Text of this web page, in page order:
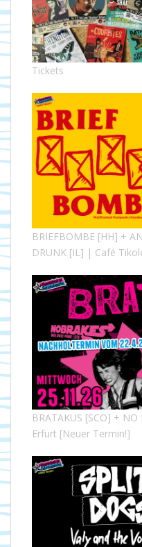
Tickets
BRIEFBOMBE [HH] +
DRUNK [IL] | Café
BRATAKUS [SCO] +
Erfurt [Neuer Termin!]